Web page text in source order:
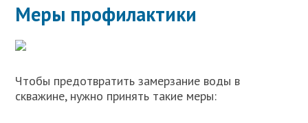
Меры профилактики
Чтобы предотвратить замерзание воды в
скважине, нужно принять такие меры: